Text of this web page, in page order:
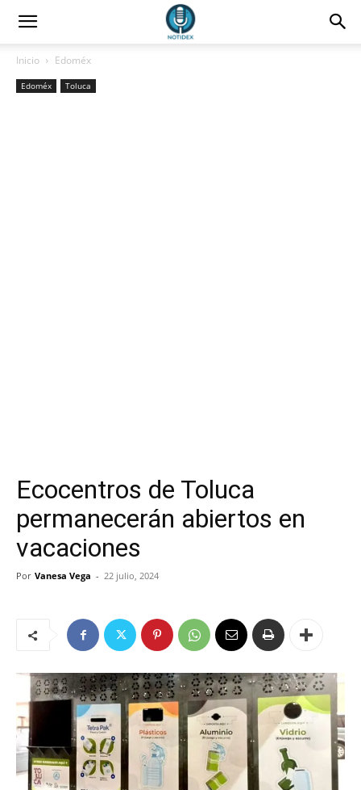
Inicio Edoméx
Edoméx Toluca
Ecocentros de Toluca
permanecerán abiertos en
vacaciones
Por Vanesa Vega - 22 julio, 2024